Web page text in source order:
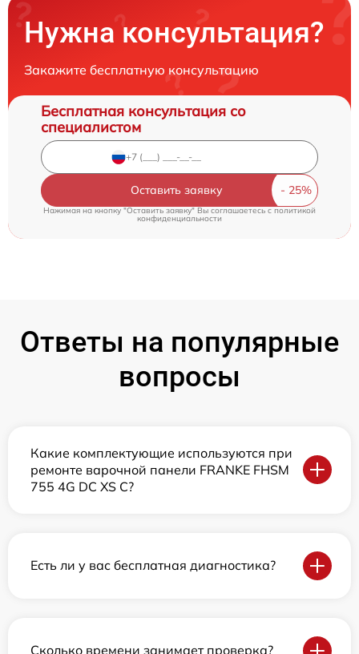
Нужна консультация?
Закажите бесплатную консультацию
Бесплатная консультация со
специалистом
Оставить заявку
Нажимая на кнопку "Оставить заявку" Вы соглашаетесь cполитикой
конфиденциальности
Ответы на популярные
вопросы
Какие комплектующие используются при
ремонте варочной панели FRANKE FHSM
755 4G DC XS C?
Есть ли у вас бесплатная диагностика?
Сколько времени занимает проверка?